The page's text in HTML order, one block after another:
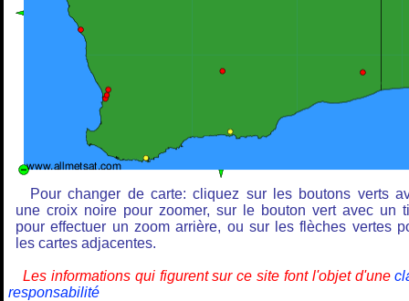
Pour changer de carte: cliquez sur les boutons verts
une croix noire pour zoomer, sur le bouton vert avec un
pour effectuer un zoom arrière, ou sur les flèches vertes
les cartes adjacentes.
Les informations qui figurent sur ce site font l'objet d'une
responsabilité